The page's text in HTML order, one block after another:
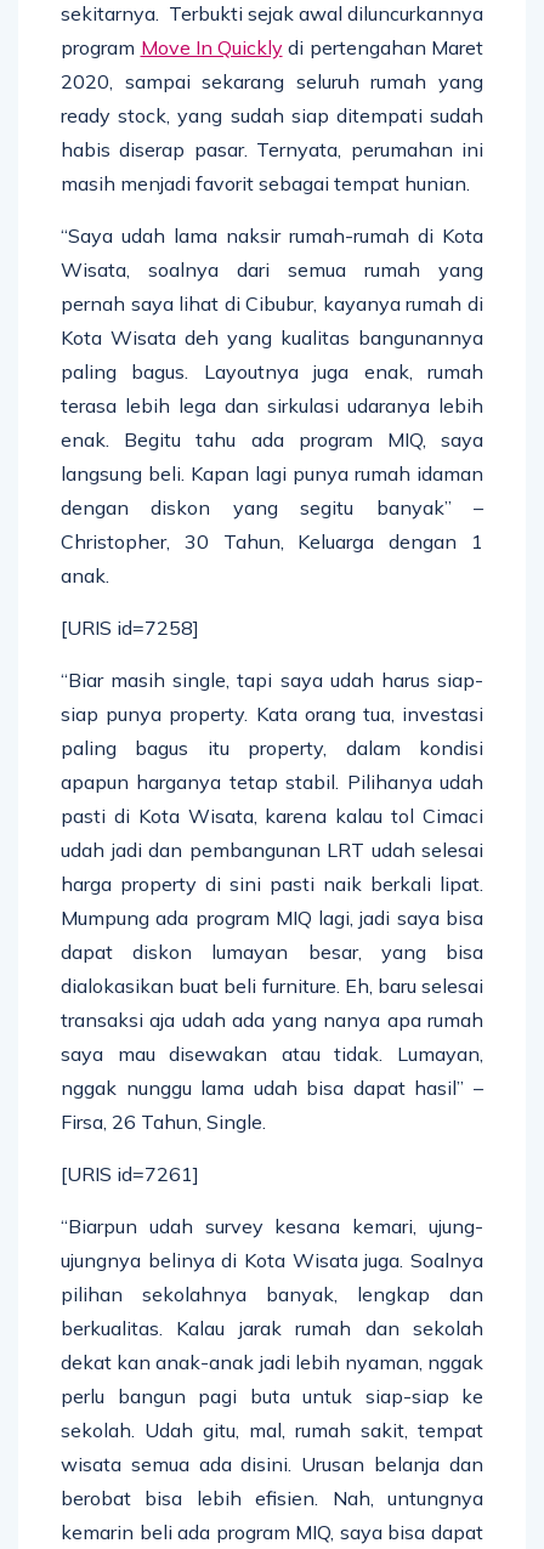
sekitarnya. Terbukti sejak awal diluncurkannya
program Move In Quicklydi pertengahan Maret
2020, sampai sekarang seluruh rumah yang
ready stock, yang sudah siap ditempati sudah
habis diserap pasar. Ternyata, perumahan ini
masih menjadi favorit sebagai tempat hunian.
“Saya udah lama naksir rumah-rumah di Kota
Wisata, soalnya dari semua rumah yang
pernah saya lihat di Cibubur, kayanya rumah di
Kota Wisata deh yang kualitas bangunannya
paling bagus. Layoutnya juga enak, rumah
terasa lebih lega dan sirkulasi udaranya lebih
enak. Begitu tahu ada program MIQ, saya
langsung beli. Kapan lagi punya rumah idaman
dengan diskon yang segitu banyak” –
Christopher, 30 Tahun, Keluarga dengan 1
anak.
[URIS id=7258]
“Biar masih single, tapi saya udah harus siap-
siap punya property. Kata orang tua, investasi
paling bagus itu property, dalam kondisi
apapun harganya tetap stabil. Pilihanya udah
pasti di Kota Wisata, karena kalau tol Cimaci
udah jadi dan pembangunan LRT udah selesai
harga property di sini pasti naik berkali lipat.
Mumpung ada program MIQ lagi, jadi saya bisa
dapat diskon lumayan besar, yang bisa
dialokasikan buat beli furniture. Eh, baru selesai
transaksi aja udah ada yang nanya apa rumah
saya mau disewakan atau tidak. Lumayan,
nggak nunggu lama udah bisa dapat hasil” –
Firsa, 26 Tahun, Single.
[URIS id=7261]
“Biarpun udah survey kesana kemari, ujung-
ujungnya belinya di Kota Wisata juga. Soalnya
pilihan sekolahnya banyak, lengkap dan
berkualitas. Kalau jarak rumah dan sekolah
dekat kan anak-anak jadi lebih nyaman, nggak
perlu bangun pagi buta untuk siap-siap ke
sekolah. Udah gitu, mal, rumah sakit, tempat
wisata semua ada disini. Urusan belanja dan
berobat bisa lebih efisien. Nah, untungnya
kemarin beli ada program MIQ, saya bisa dapat